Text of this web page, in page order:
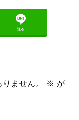
送る
ません。 ※ が